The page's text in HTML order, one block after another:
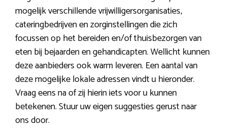
mogelijk verschillende vrijwilligersorganisaties,
cateringbedrijven en zorginstellingen die zich
focussen op het bereiden en/of thuisbezorgen van
eten bij bejaarden en gehandicapten. Wellicht kunnen
deze aanbieders ook warm leveren. Een aantal van
deze mogelijke lokale adressen vindt u hieronder.
Vraag eens na of zij hierin iets voor u kunnen
betekenen. Stuur uw eigen suggesties gerust naar
ons door.